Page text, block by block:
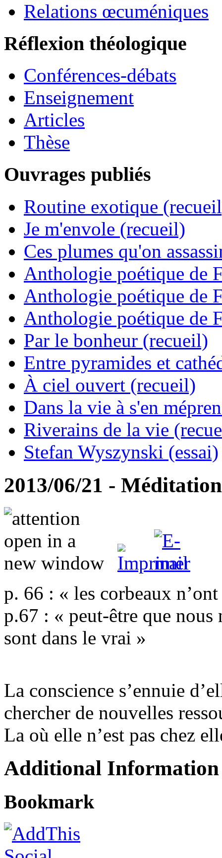
Relations œcuméniques
Réflexion théologique
Conférences-débats
Enseignement
Articles
Thèse
Ouvrages publiés
Routine exotique
Je m'envole (recueil)
Ces plumes qu'on
Anthologie poétique de
Anthologie poétique de
Anthologie poétique de
Par le bonheur (recueil)
Entre pyramides et
À ciel ouvert (recueil)
Dans la vie à s'en
Riverains de la vie
Stefan Wyszynski (essai)
2013/06/21 -
p. 66 : « les corbeaux
p.67 : « peut-être que nous
sont dans le vrai »
La conscience s’ennuie
chercher de nouvelles
La où elle n’est pas chez
Additional Information
Bookmark